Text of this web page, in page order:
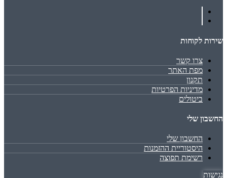
שירות לקוחות
צרו קשר
מפת האתר
תקנון
מדיניות הפרטיות
ביטולים
החשבון שלי
החשבון שלי
היסטוריית ההזמנות
רשימת תפוצה
נגישות